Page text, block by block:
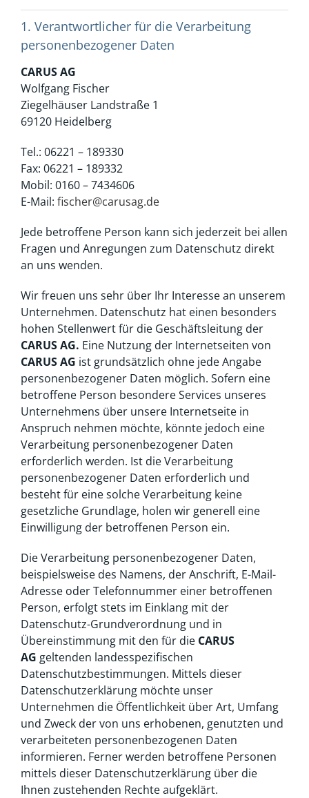
1. Verantwortlicher für die Verarbeitung
personenbezogener Daten
CARUS AG
Wolfgang Fischer
Ziegelhäuser Landstraße 1
69120 Heidelberg
Tel.: 06221 – 189330
Fax: 06221 – 189332
Mobil: 0160 – 7434606
E-Mail: fischer@carusag.de
Jede betroffene Person kann sich jederzeit bei allen
Fragen und Anregungen zum Datenschutz direkt
an uns wenden.
Wir freuen uns sehr über Ihr Interesse an unserem
Unternehmen. Datenschutz hat einen besonders
hohen Stellenwert für die Geschäftsleitung der
CARUS AG. Eine Nutzung der Internetseiten von
CARUS AG ist grundsätzlich ohne jede Angabe
personenbezogener Daten möglich. Sofern eine
betroffene Person besondere Services unseres
Unternehmens über unsere Internetseite in
Anspruch nehmen möchte, könnte jedoch eine
Verarbeitung personenbezogener Daten
erforderlich werden. Ist die Verarbeitung
personenbezogener Daten erforderlich und
besteht für eine solche Verarbeitung keine
gesetzliche Grundlage, holen wir generell eine
Einwilligung der betroffenen Person ein.
Die Verarbeitung personenbezogener Daten,
beispielsweise des Namens, der Anschrift, E-Mail-
Adresse oder Telefonnummer einer betroffenen
Person, erfolgt stets im Einklang mit der
Datenschutz-Grundverordnung und in
Übereinstimmung mit den für die CARUS
AG geltenden landesspezifischen
Datenschutzbestimmungen. Mittels dieser
Datenschutzerklärung möchte unser
Unternehmen die Öffentlichkeit über Art, Umfang
und Zweck der von uns erhobenen, genutzten und
verarbeiteten personenbezogenen Daten
informieren. Ferner werden betroffene Personen
mittels dieser Datenschutzerklärung über die
Ihnen zustehenden Rechte aufgeklärt.